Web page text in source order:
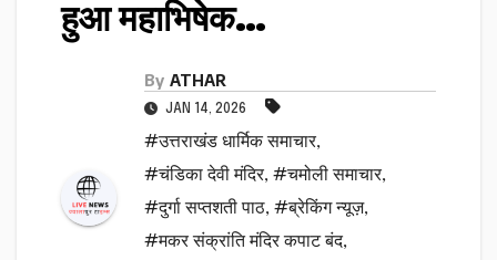
हुआ महाभिषेक…
By ATHAR
JAN 14, 2026
#उत्तराखंड धार्मिक समाचार,
#चंडिका देवी मंदिर, #चमोली समाचार,
#दुर्गा सप्तशती पाठ, #ब्रेकिंग न्यूज़,
#मकर संक्रांति मंदिर कपाट बंद,